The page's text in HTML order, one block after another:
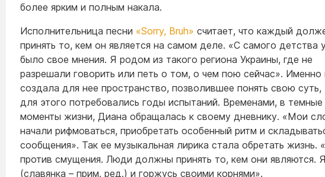
более ярким и полным накала.
Исполнительница песни «Sorry, Bruh» считает, что каждый
принять то, кем он является на самом деле. «С самого детства
было свое мнения. Я родом из такого региона Украины, где не
разрешали говорить или петь о том, о чем пою сейчас». Именно
создала для нее пространство, позволившее понять свою суть,
для этого потребовались годы испытаний. Временами, в темные
моменты жизни, Диана обращалась к своему дневнику. «Мои
начали рифмоваться, приобретать особенный ритм и
сообщения». Так ее музыкальная лирика стала обретать жизнь.
против смущения. Люди должны принять то, кем они являются.
(славянка – прим. ред.) и горжусь своими корнями».